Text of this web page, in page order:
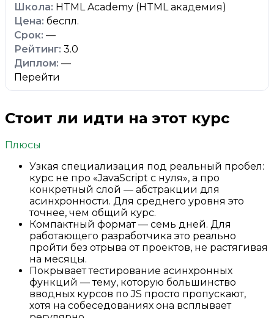
HTML Academy (HTML академия)
беспл.
—
3.0
—
Перейти
Стоит ли идти на этот курс
Плюсы
Узкая специализация под реальный пробел:
курс не про «JavaScript с нуля», а про
конкретный слой — абстракции для
асинхронности. Для среднего уровня это
точнее, чем общий курс.
Компактный формат — семь дней. Для
работающего разработчика это реально
пройти без отрыва от проектов, не растягивая
на месяцы.
Покрывает тестирование асинхронных
функций — тему, которую большинство
вводных курсов по JS просто пропускают,
хотя на собеседованиях она всплывает